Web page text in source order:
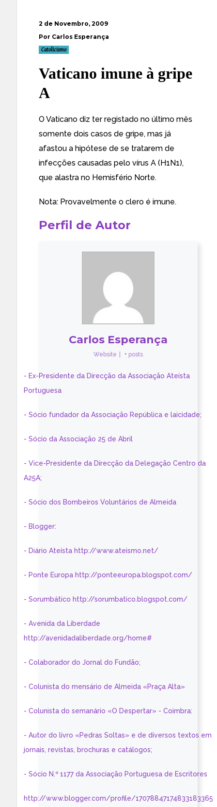
2 de Novembro, 2009
Por Carlos Esperança
Catolicismo
Vaticano imune à gripe
A
O Vaticano diz ter registado no último mês
somente dois casos de gripe, mas já
afastou a hipótese de se tratarem de
infecções causadas pelo vírus A (H1N1),
que alastra no Hemisfério Norte.
Nota: Provavelmente o clero é imune.
Perfil de Autor
Carlos Esperança
Website + posts
- Ex-Presidente da Direcção da Associação Ateísta
Portuguesa
- Sócio fundador da Associação República e laicidade;
- Sócio da Associação 25 de Abril
- Vice-Presidente da Direcção da Delegação Centro da
A25A;
- Sócio dos Bombeiros Voluntários de Almeida
- Blogger:
- Diário Ateísta http://www.ateismo.net/
- Ponte Europa http://ponteeuropa.blogspot.com/
- Sorumbático http://sorumbatico.blogspot.com/
- Avenida da Liberdade
http://avenidadaliberdade.org/home#
- Colaborador do Jornal do Fundão;
- Colunista do mensário de Almeida «Praça Alta»
- Colunista do semanário «O Despertar» - Coimbra:
- Autor do livro «Pedras Soltas» e de diversos textos em
jornais, revistas, brochuras e catálogos;
- Sócio N.º 1177 da Associação Portuguesa de Escritores
http://www.blogger.com/profile/17078847174833183365